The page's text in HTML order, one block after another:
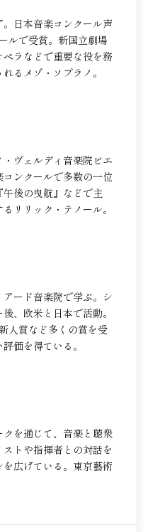
日本音楽コンクール声
ルで受賞。新国立劇場
ラなどで重要な役を務
るメゾ・ソプラノ。
ヴェルディ音楽院ビエ
ンクールで多数の一位
後の曳航』などで主
リリック・テノール。
ード音楽院で学ぶ。シ
、欧米と日本で活動。
人賞など多くの賞を受
価を得ている。
を通じて、音楽と聴衆
トや指揮者との対話を
広げている。東京藝術